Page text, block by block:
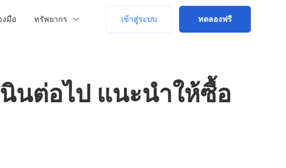
งมือ ทรัพยากร เข้าสู่ระบบ ทดลองฟรี
นต่อไป แนะนำให้ซื้อ